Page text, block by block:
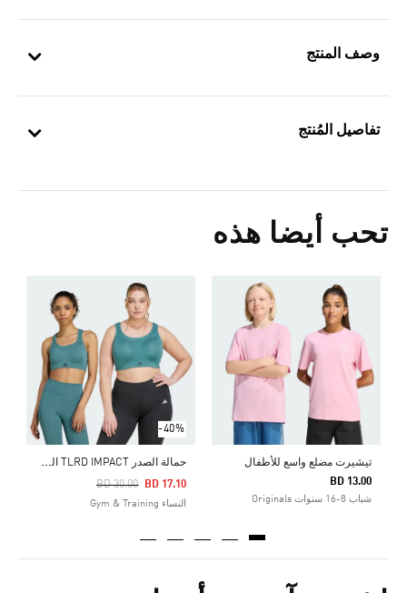
وصف المنتج
تفاصيل المُنتج
تحب أيضا هذه
تيشيرت مضلع واسع للأطفال
BD 13.00
شباب 8-16 سنوات Originals
-40%
ح
مالة الصدر TLRD IMPACT الرياضية بدعم عالٍ
Price Reduced From
BD 30.00
To BD 17.10
النساء Gym & Training